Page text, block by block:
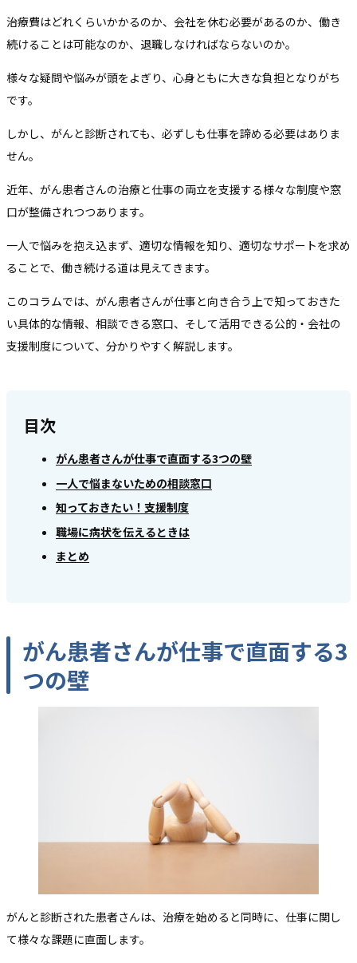
治療費はどれくらいかかるのか、会社を休む必要があるのか、働き
続けることは可能なのか、退職しなければならないのか。
様々な疑問や悩みが頭をよぎり、心身ともに大きな負担となりがち
です。
しかし、がんと診断されても、必ずしも仕事を諦める必要はありま
せん。
近年、がん患者さんの治療と仕事の両立を支援する様々な制度や窓
口が整備されつつあります。
一人で悩みを抱え込まず、適切な情報を知り、適切なサポートを求め
ることで、働き続ける道は見えてきます。
このコラムでは、がん患者さんが仕事と向き合う上で知っておきた
い具体的な情報、相談できる窓口、そして活用できる公的・会社の
支援制度について、分かりやすく解説します。
目次
がん患者さんが仕事で直面する3つの壁
一人で悩まないための相談窓口
知っておきたい！支援制度
職場に病状を伝えるときは
まとめ
がん患者さんが仕事で直面する3
つの壁
がんと診断された患者さんは、治療を始めると同時に、仕事に関し
て様々な課題に直面します。